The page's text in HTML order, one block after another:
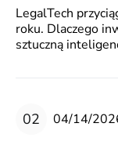
LegalTech
roku. Dlaczego
sztuczną
04/14/